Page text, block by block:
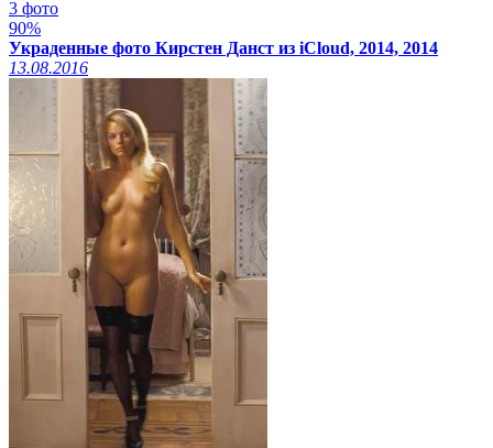
3 фото
90%
Украденные фото Кирстен Данст из iCloud, 2014, 2014
13.08.2016